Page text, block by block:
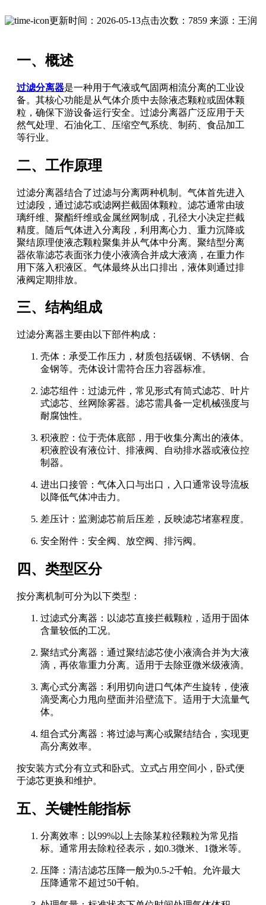
更新时间：2026-05-13点击次数：7859 来源：王润
一、概述
过滤分离器是一种用于气液或气固两相流分离的工业设
备。其核心功能是从气体介质中去除液态颗粒或固体颗
粒，确保下游设备运行安全。过滤分离器广泛应用于天
然气处理、石油化工、压缩空气系统、制药、食品加工
等行业。
二、工作原理
过滤分离器结合了过滤与分离两种机制。气体首先进入
过滤段，通过滤芯或滤网拦截固体颗粒。滤芯通常由玻
璃纤维、聚酯纤维或金属丝网制成，孔径大小决定拦截
精度。随后气体进入分离段，利用离心力、重力沉降或
聚结原理使液态颗粒聚集并从气体中分离。聚结型分离
器依靠滤芯表面张力使小液滴合并成大液滴，在重力作
用下落入积液区。气体最终从出口排出，液体则通过排
液阀定期排放。
三、结构组成
过滤分离器主要由以下部件构成：
壳体：承受工作压力，材质包括碳钢、不锈钢、合
金钢等。壳体设计需符合压力容器标准。
滤芯组件：过滤元件，常见形式有筒式滤芯、叶片
式滤芯、丝网除雾器。滤芯需具备一定机械强度与
耐腐蚀性。
积液腔：位于壳体底部，用于收集分离出的液体。
积液腔设有液位计、排液阀、自动排水器或液位控
制器。
进出口接管：气体入口与出口，入口通常设导流板
以降低气体冲击力。
差压计：监测滤芯前后压差，反映滤芯堵塞程度。
安全附件：安全阀、放空阀、排污阀。
四、类型区分
按分离机制可分为以下类型：
过滤式分离器：以滤芯直接拦截颗粒，适用于固体
含量较低的工况。
聚结式分离器：通过聚结滤芯使小液滴合并为大液
滴，再依靠重力分离。适用于去除亚微米级液滴。
离心式分离器：利用切向进口气体产生旋转，使液
滴受离心力甩向壁面并沿壁流下。适用于大流量气
体。
组合式分离器：将过滤与离心或聚结结合，实现更
高分离效率。
按安装方式分有立式和卧式。立式占用空间小，卧式便
于滤芯更换和维护。
五、关键性能指标
分离效率：以99%以上去除某粒径颗粒为常见指
标。通常用去除粒径表示，如0.3微米、1微米等。
压降：清洁滤芯压降一般为0.5-2千帕。允许最大
压降通常不超过50千帕。